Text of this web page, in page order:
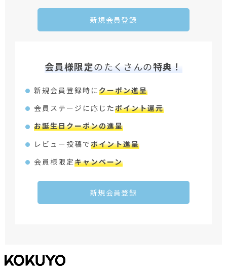
新規会員登録
会員様限定のたくさんの特典！
新規会員登録時にクーポン進呈
会員ステージに応じたポイント還元
お誕生日クーポンの進呈
レビュー投稿でポイント進呈
会員様限定キャンペーン
新規会員登録